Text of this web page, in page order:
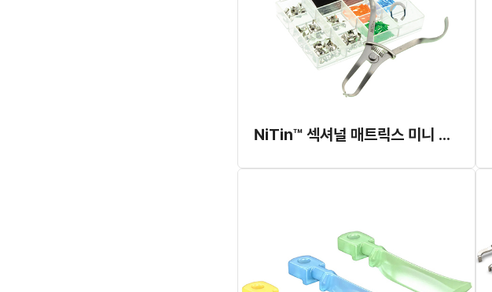
NiTin™ 섹셔널 매트릭스 미니 킷트